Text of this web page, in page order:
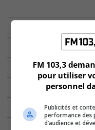
FM 103,3
pour utiliser
personnel
Publicités et
performance des
d’audience et